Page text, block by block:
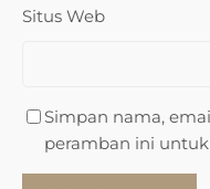
Situs Web
Simpan nama,
peramban ini